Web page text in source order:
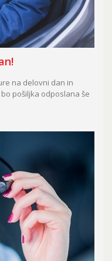
na delovni dan in
pošiljka odposlana še